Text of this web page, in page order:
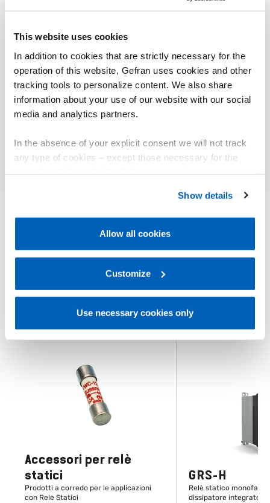
This website uses cookies
In addition to cookies that are strictly necessary for the
operation of this website, Gefran uses cookies and other
tracking tools to personalize content. We also share
information about your use of our website with our social
media and analytics partners.
In the absence of your explicit consent we will not track
any type of cookies – except those necessary for the
Gefran - Cookie
policy.
regarding processing of personal data, at the following
Gefran - Privacy Policy.
Show details
Allow all cookies
Customize
Use necessary cookies only
i relè GZ devono essere utilizzati unitamente ad
L’installazione deve seguire scrupolosamente le
avvertenze riportate nelle note d’installazione.
Ti potrebbe interessare
Accessori per relè
statici
Prodotti a corredo per le applicazioni
con Rele Statici
GRS-H
Relè statico monofase,
dissipatore integrato